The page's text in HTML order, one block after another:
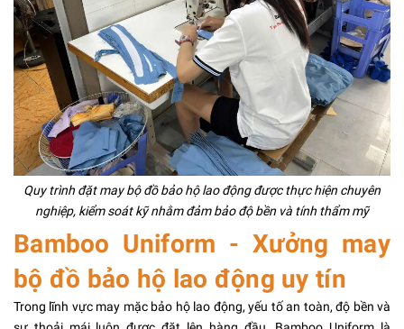
Quy trình đặt may bộ đồ bảo hộ lao động được thực hiện chuyên
nghiệp, kiểm soát kỹ nhằm đảm bảo độ bền và tính thẩm mỹ
Bamboo Uniform - Xưởng may
bộ đồ bảo hộ lao động uy tín
Trong lĩnh vực may mặc bảo hộ lao động, yếu tố an toàn, độ bền và